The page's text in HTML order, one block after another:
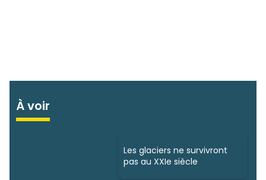
À voir
Les glaciers ne survivront
pas au XXIe siècle